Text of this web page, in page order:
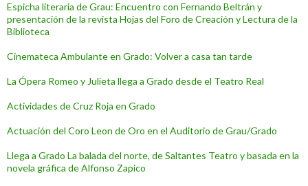
Espicha literaria de Grau: Encuentro con Fernando Beltrán y
presentación de la revista Hojas del Foro de Creación y Lectura de la
Biblioteca
Cinemateca Ambulante en Grado: Volver a casa tan tarde
La Ópera Romeo y Julieta llega a Grado desde el Teatro Real
Actividades de Cruz Roja en Grado
Actuación del Coro Leon de Oro en el Auditorio de Grau/Grado
Llega a Grado La balada del norte, de Saltantes Teatro y basada en la
novela gráfica de Alfonso Zapico